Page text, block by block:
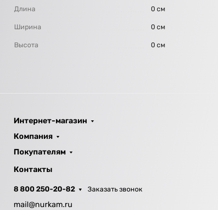
Длина 0 см
Ширина 0 см
Высота 0 см
Интернет-магазин
Компания
Покупателям
Контакты
8 800 250-20-82 Заказать звонок
mail@nurkam.ru